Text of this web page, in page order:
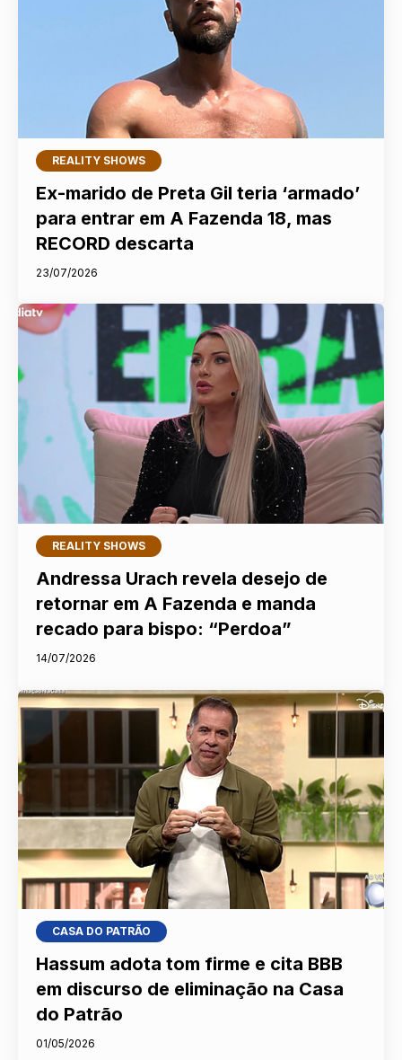
REALITY SHOWS
Ex-marido de Preta Gil teria ‘armado’
para entrar em A Fazenda 18, mas
RECORD descarta
23/07/2026
REALITY SHOWS
Andressa Urach revela desejo de
retornar em A Fazenda e manda
recado para bispo: “Perdoa”
14/07/2026
CASA DO PATRÃO
Hassum adota tom firme e cita BBB
em discurso de eliminação na Casa
do Patrão
01/05/2026